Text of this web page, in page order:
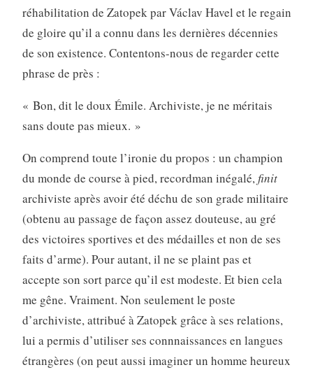
réhabilitation de Zatopek par Václav Havel et le regain
de gloire qu’il a connu dans les dernières décennies
de son existence. Contentons-nous de regarder cette
phrase de près :
« Bon, dit le doux Émile. Archiviste, je ne méritais
sans doute pas mieux. »
On comprend toute l’ironie du propos : un champion
du monde de course à pied, recordman inégalé,finit
archiviste après avoir été déchu de son grade militaire
(obtenu au passage de façon assez douteuse, au gré
des victoires sportives et des médailles et non de ses
faits d’arme). Pour autant, il ne se plaint pas et
accepte son sort parce qu’il est modeste. Et bien cela
me gêne. Vraiment. Non seulement le poste
d’archiviste, attribué à Zatopek grâce à ses relations,
lui a permis d’utiliser ses connnaissances en langues
étrangères (on peut aussi imaginer un homme heureux